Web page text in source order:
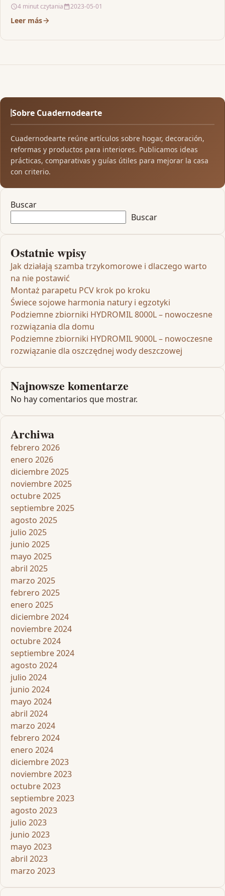
4 minut czytania 2023-05-01
Leer más
Sobre Cuadernodearte
Cuadernodearte reúne artículos sobre hogar, decoración,
reformas y productos para interiores. Publicamos ideas
prácticas, comparativas y guías útiles para mejorar la casa
con criterio.
Buscar
Buscar
Ostatnie wpisy
Jak działają szamba trzykomorowe i dlaczego warto
na nie postawić
Montaż parapetu PCV krok po kroku
Świece sojowe harmonia natury i egzotyki
Podziemne zbiorniki HYDROMIL 8000L – nowoczesne
rozwiązania dla domu
Podziemne zbiorniki HYDROMIL 9000L – nowoczesne
rozwiązanie dla oszczędnej wody deszczowej
Najnowsze komentarze
No hay comentarios que mostrar.
Archiwa
febrero 2026
enero 2026
diciembre 2025
noviembre 2025
octubre 2025
septiembre 2025
agosto 2025
julio 2025
junio 2025
mayo 2025
abril 2025
marzo 2025
febrero 2025
enero 2025
diciembre 2024
noviembre 2024
octubre 2024
septiembre 2024
agosto 2024
julio 2024
junio 2024
mayo 2024
abril 2024
marzo 2024
febrero 2024
enero 2024
diciembre 2023
noviembre 2023
octubre 2023
septiembre 2023
agosto 2023
julio 2023
junio 2023
mayo 2023
abril 2023
marzo 2023